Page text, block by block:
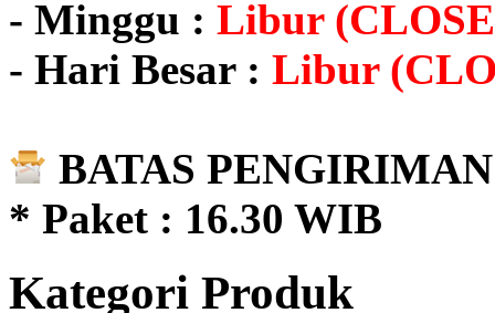
- Minggu : Libur
- Hari Besar : Libur
BATAS
* Paket : 16.30 WIB
Kategori Produk